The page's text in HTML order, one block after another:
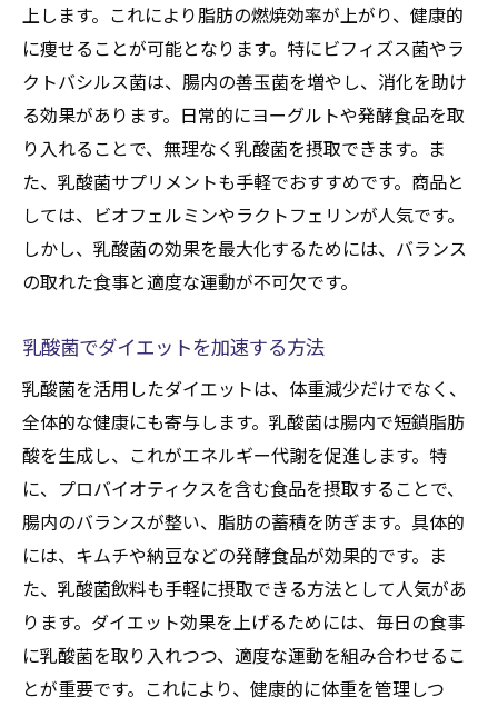
上します。これにより脂肪の燃焼効率が上がり、健康的
に痩せることが可能となります。特にビフィズス菌やラ
クトバシルス菌は、腸内の善玉菌を増やし、消化を助け
る効果があります。日常的にヨーグルトや発酵食品を取
り入れることで、無理なく乳酸菌を摂取できます。ま
た、乳酸菌サプリメントも手軽でおすすめです。商品と
しては、ビオフェルミンやラクトフェリンが人気です。
しかし、乳酸菌の効果を最大化するためには、バランス
の取れた食事と適度な運動が不可欠です。
乳酸菌でダイエットを加速する方法
乳酸菌を活用したダイエットは、体重減少だけでなく、
全体的な健康にも寄与します。乳酸菌は腸内で短鎖脂肪
酸を生成し、これがエネルギー代謝を促進します。特
に、プロバイオティクスを含む食品を摂取することで、
腸内のバランスが整い、脂肪の蓄積を防ぎます。具体的
には、キムチや納豆などの発酵食品が効果的です。ま
た、乳酸菌飲料も手軽に摂取できる方法として人気があ
ります。ダイエット効果を上げるためには、毎日の食事
に乳酸菌を取り入れつつ、適度な運動を組み合わせるこ
とが重要です。これにより、健康的に体重を管理しつ